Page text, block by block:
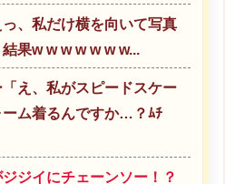
っ、私だけ横を向いて写真
果w w w w w w w...
「え、私がスピードスケー
ーム着るんですか…？ﾑﾁ
ジイにチェーンソー！？